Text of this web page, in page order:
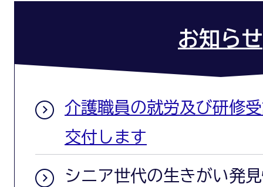
お知らせ
介護職員の就労及び研修
交付します
シニア世代の生きがい発